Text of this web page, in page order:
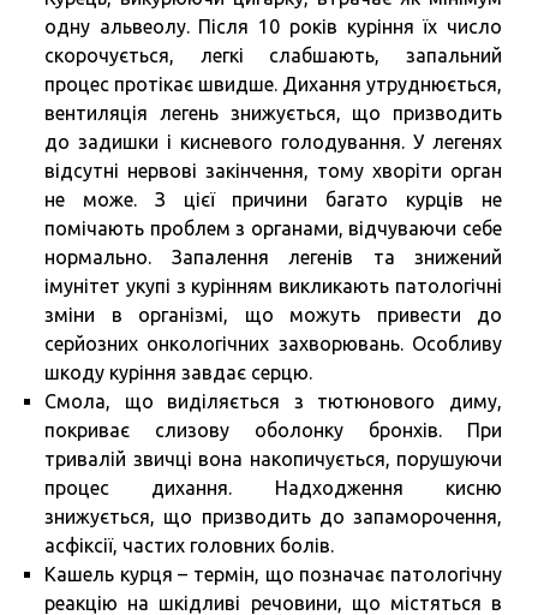
одну альвеолу. Після 10 років куріння їх число
скорочується, легкі слабшають, запальний
процес протікає швидше. Дихання утруднюється,
вентиляція легень знижується, що призводить
до задишки і кисневого голодування. У легенях
відсутні нервові закінчення, тому хворіти орган
не може. З цієї причини багато курців не
помічають проблем з органами, відчуваючи себе
нормально. Запалення легенів та знижений
імунітет укупі з курінням викликають патологічні
зміни в організмі, що можуть привести до
серйозних онкологічних захворювань. Особливу
шкоду куріння завдає серцю.
Смола, що виділяється з тютюнового диму,
покриває слизову оболонку бронхів. При
тривалій звичці вона накопичується, порушуючи
процес дихання. Надходження кисню
знижується, що призводить до запаморочення,
асфіксії, частих головних болів.
Кашель курця – термін, що позначає патологічну
реакцію на шкідливі речовини, що містяться в